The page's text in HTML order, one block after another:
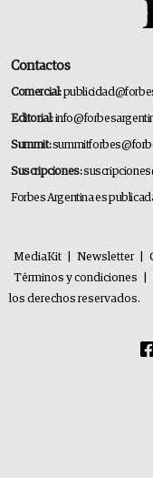
Contactos
Comercial:
Editorial:
Summit:
Suscripciones:
Forbes Argentina es
MediaKit Newsletter
Términos y condiciones
los derechos reservados.